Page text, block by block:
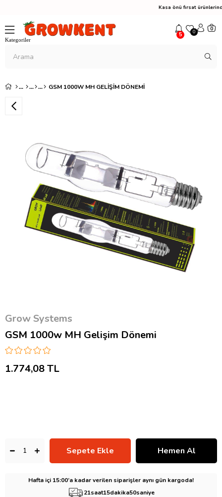
Kasa önü fırsat
5 0 0
GSM 1000W MH GELIŞIM DÖNEMI
Grow Systems
GSM 1000w MH Gelişim Dönemi
1.774,08 TL
Hafta içi 15:00’a kadar verilen siparişler aynı gün kargoda!
21saat15dakika49saniye